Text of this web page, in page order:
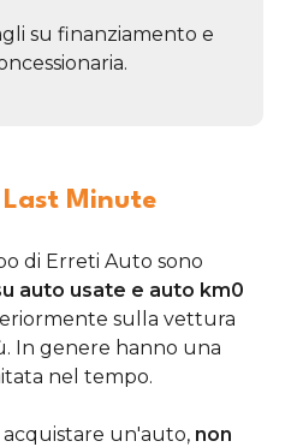
su finanziamento e
Minute
di Erreti Auto sono
auto usate e auto km0
sulla vettura
In genere hanno una
nel tempo.
acquistare un'auto, non